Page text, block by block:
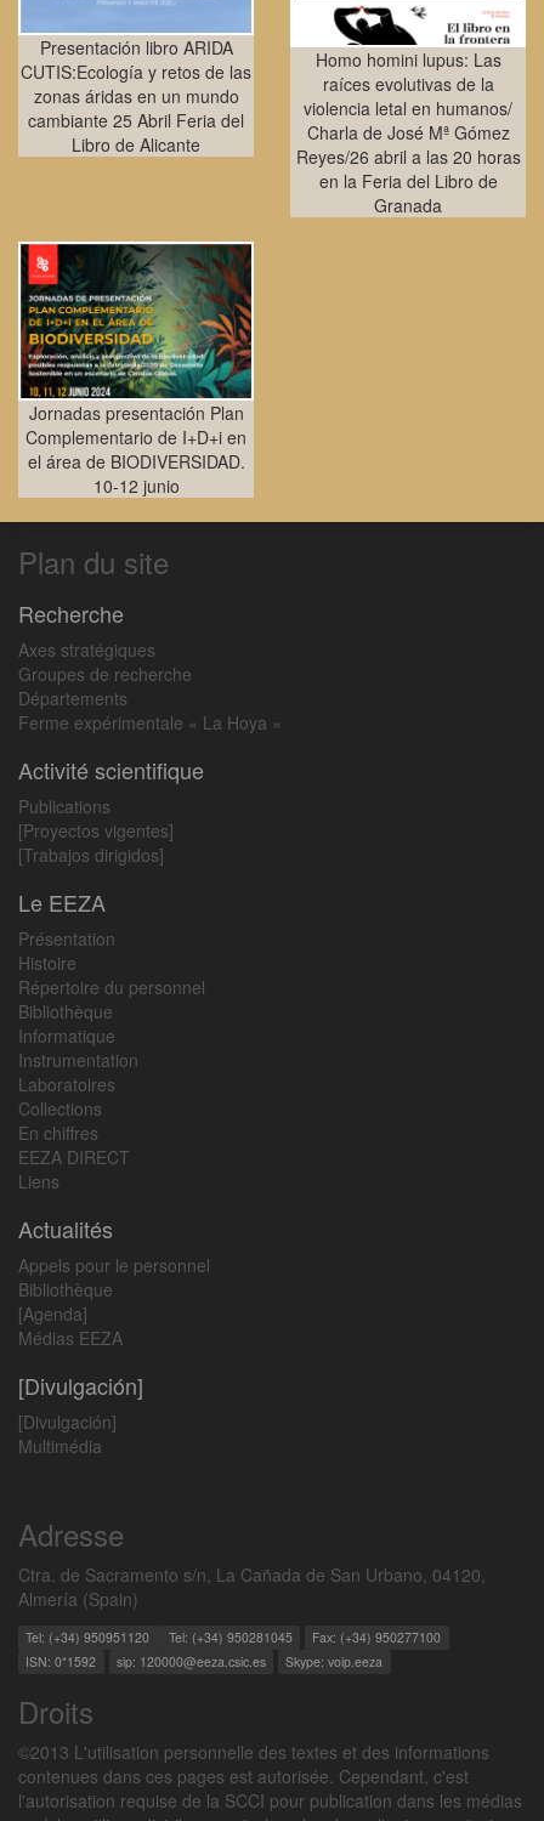
Presentación libro ARIDA
CUTIS:Ecología y retos de las
zonas áridas en un mundo
cambiante 25 Abril Feria del
Libro de Alicante
Homo homini lupus: Las
raíces evolutivas de la
violencia letal en humanos/
Charla de José Mª Gómez
Reyes/26 abril a las 20 horas
en la Feria del Libro de
Granada
Jornadas presentación Plan
Complementario de I+D+i en
el área de BIODIVERSIDAD.
10-12 junio
Plan du site
Recherche
Axes stratégiques
Groupes de recherche
Départements
Ferme expérimentale « La Hoya »
Activité scientifique
Publications
[Proyectos vigentes]
[Trabajos dirigidos]
Le EEZA
Présentation
Histoire
Répertoire du personnel
Bibliothèque
Informatique
Instrumentation
Laboratoires
Collections
En chiffres
EEZA DIRECT
Liens
Actualités
Appels pour le personnel
Bibliothèque
[Agenda]
Médias EEZA
[Divulgación]
[Divulgación]
Multimédia
Adresse
Ctra. de Sacramento s/n, La Cañada de San Urbano, 04120,
Almería (Spain)
Tel: (+34) 950951120 Tel: (+34) 950281045
Fax: (+34) 950277100
ISN: 0*1592
sip: 120000@eeza.csic.es Skype: voip.eeza
Droits
©2013 L'utilisation personnelle des textes et des informations
contenues dans ces pages est autorisée. Cependant, c'est
l'autorisation requise de la SCCI pour publication dans les médias